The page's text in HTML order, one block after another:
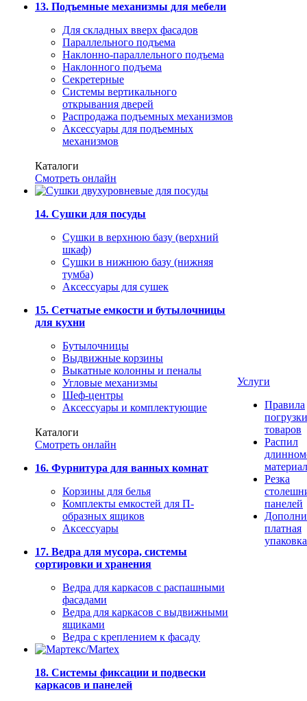
13. Подъемные механизмы для мебели
Для складных вверх фасадов
Параллельного подъема
Наклонно-параллельного подъема
Наклонного подъема
Секретерные
Системы вертикального
открывания дверей
Распродажа подъемных механизмов
Аксессуары для подъемных
механизмов
Каталоги
Смотреть онлайн
14. Сушки для посуды
Сушки в верхнюю базу (верхний
шкаф)
Сушки в нижнюю базу (нижняя
тумба)
Аксессуары для сушек
15. Сетчатые емкости и бутылочницы
для кухни
Бутылочницы
Выдвижные корзины
Выкатные колонны и пеналы
Угловые механизмы
Шеф-центры
Аксессуары и комплектующие
Каталоги
Смотреть онлайн
16. Фурнитура для ванных комнат
Корзины для белья
Комплекты емкостей для П-
образных ящиков
Аксессуары
17. Ведра для мусора, системы
сортировки и хранения
Ведра для каркасов с распашными
фасадами
Ведра для каркасов с выдвижными
ящиками
Ведра с креплением к фасаду
18. Системы фиксации и подвески
каркасов и панелей
Услуги
Правила
погрузки
товаров
Распил
Резка
панелей
платная
упаковка